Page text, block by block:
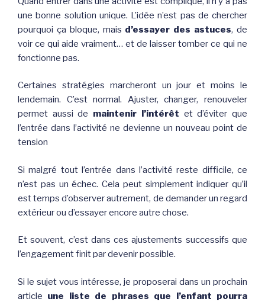
une bonne solution unique. L’idée n’est pas de chercher
pourquoi ça bloque, mais d’essayer des astuces, de
voir ce qui aide vraiment… et de laisser tomber ce qui ne
fonctionne pas.
Certaines stratégies marcheront un jour et moins le
lendemain. C’est normal. Ajuster, changer, renouveler
permet aussi de maintenir l’intérêt et d’éviter que
l’entrée dans l’activité ne devienne un nouveau point de
tension
Si malgré tout l’entrée dans l’activité reste difficile, ce
n’est pas un échec. Cela peut simplement indiquer qu’il
est temps d’observer autrement, de demander un regard
extérieur ou d’essayer encore autre chose.
Et souvent, c’est dans ces ajustements successifs que
l’engagement finit par devenir possible.
Si le sujet vous intéresse, je proposerai dans un prochain
article une liste de phrases que l’enfant pourra